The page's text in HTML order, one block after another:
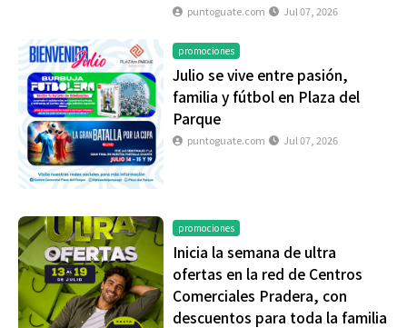
puntoguate.com Jul 07, 2026
promociones
Julio se vive entre pasión,
familia y fútbol en Plaza del
Parque
puntoguate.com Jul 07, 2026
promociones
Inicia la semana de ultra
ofertas en la red de Centros
Comerciales Pradera, con
descuentos para toda la familia